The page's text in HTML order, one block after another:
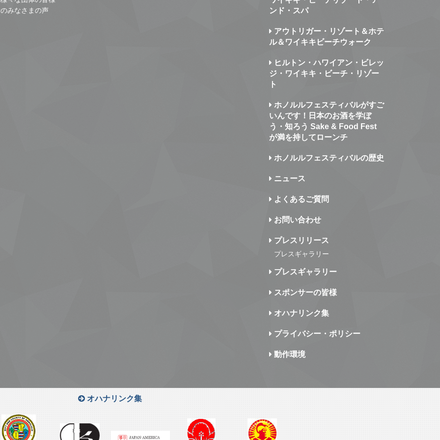
みなさまの声
ンド・スパ
アウトリガー・リゾート＆ホテ
ル＆ワイキキビーチウォーク
ヒルトン・ハワイアン・ビレッ
ジ・ワイキキ・ビーチ・リゾー
ト
ホノルルフェスティバルがすご
いんです！日本のお酒を学ぼ
う・知ろう Sake & Food Fest
が満を持してローンチ
ホノルルフェスティバルの歴史
ニュース
よくあるご質問
お問い合わせ
プレスリリース
プレスギャラリー
プレスギャラリー
スポンサーの皆様
オハナリンク集
プライバシー・ポリシー
動作環境
オハナリンク集